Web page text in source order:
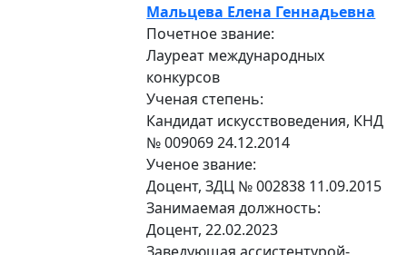
Мальцева Елена Геннадьевна
Почетное звание:
Лауреат международных
конкурсов
Ученая степень:
Кандидат искусствоведения, КНД
№ 009069 24.12.2014
Ученое звание:
Доцент, ЗДЦ № 002838 11.09.2015
Занимаемая должность:
Доцент, 22.02.2023